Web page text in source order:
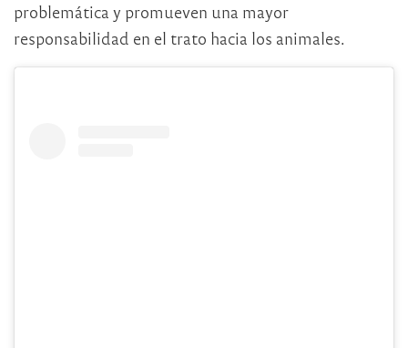
problemática y promueven una mayor
responsabilidad en el trato hacia los animales.